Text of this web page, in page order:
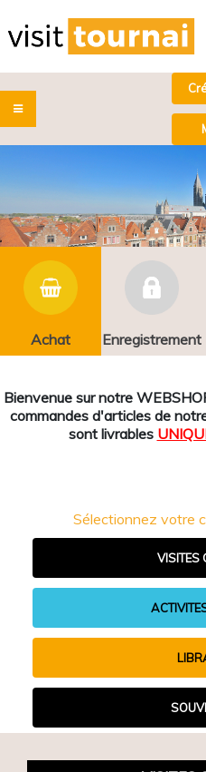
Achat Enregistrement
Bienvenue sur notre
commandes d'articles de
sont livrables
Sélectionnez votre
VISITES